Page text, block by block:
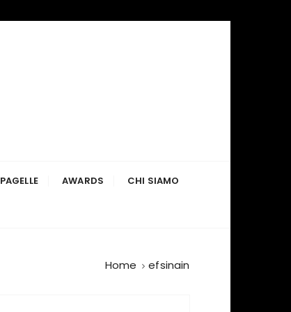
PAGELLE AWARDS CHI SIAMO
Home efsinain